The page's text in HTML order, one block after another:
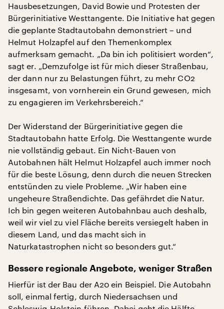
Hausbesetzungen, David Bowie und Protesten der
Bürgerinitiative Westtangente. Die Initiative hat gegen
die geplante Stadtautobahn demonstriert – und
Helmut Holzapfel auf den Themenkomplex
aufmerksam gemacht. „Da bin ich politisiert worden“,
sagt er. „Demzufolge ist für mich dieser Straßenbau,
der dann nur zu Belastungen führt, zu mehr CO2
insgesamt, von vornherein ein Grund gewesen, mich
zu engagieren im Verkehrsbereich.“
Der Widerstand der Bürgerinitiative gegen die
Stadtautobahn hatte Erfolg. Die Westtangente wurde
nie vollständig gebaut. Ein Nicht-Bauen von
Autobahnen hält Helmut Holzapfel auch immer noch
für die beste Lösung, denn durch die neuen Strecken
entstünden zu viele Probleme. „Wir haben eine
ungeheure Straßendichte. Das gefährdet die Natur.
Ich bin gegen weiteren Autobahnbau auch deshalb,
weil wir viel zu viel Fläche bereits versiegelt haben in
diesem Land, und das macht sich in
Naturkatastrophen nicht so besonders gut.“
Bessere regionale Angebote, weniger Straßen
Hierfür ist der Bau der A20 ein Beispiel. Die Autobahn
soll, einmal fertig, durch Niedersachsen und